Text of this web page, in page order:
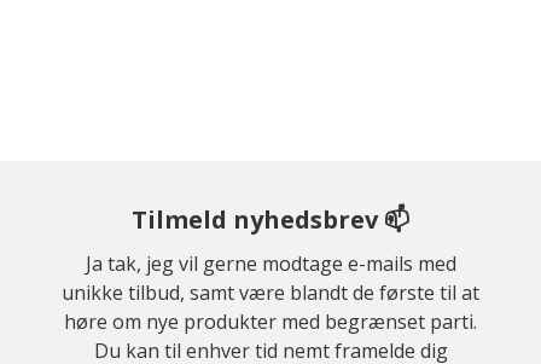
Tilmeld nyhedsbrev 📫
Ja tak, jeg vil gerne modtage e-mails med
unikke tilbud, samt være blandt de første til at
høre om nye produkter med begrænset parti.
Du kan til enhver tid nemt framelde dig